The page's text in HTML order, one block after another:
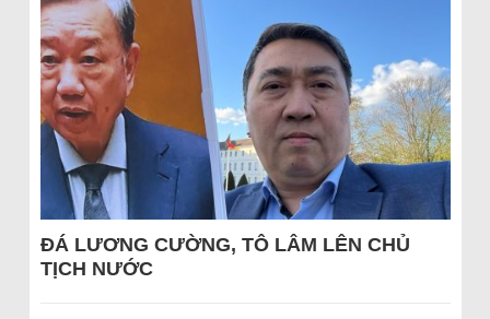
ĐÁ LƯƠNG CƯỜNG, TÔ LÂM LÊN CHỦ
TỊCH NƯỚC